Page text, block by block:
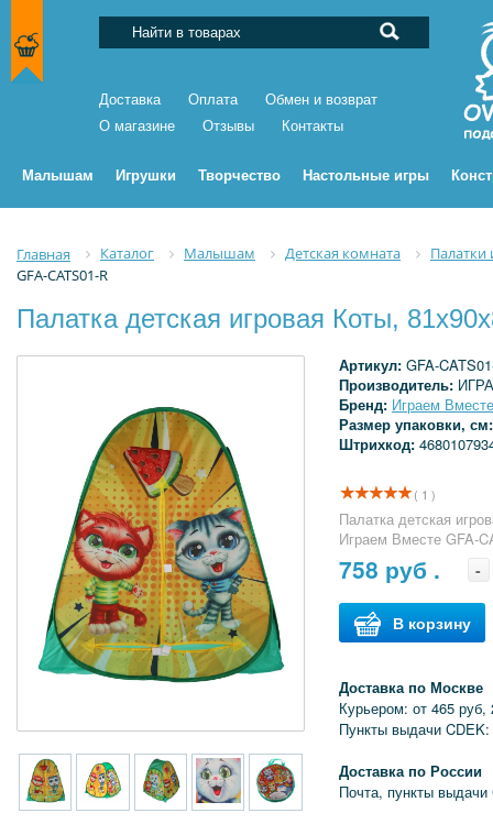
Доставка Оплата
Обмен и возврат
О магазине
Отзывы Контакты
Малышам Игрушки Творчество Настольные игры
Главная Каталог Малышам Детская комната
GFA-CATS01-R
Палатка детская игровая Коты,
Артикул: GFA-
Производитель:
Бренд: Играем Вместе
Размер упаковки,
Штрихкод:
( 1 )
Палатка детская
Играем Вместе GFA-
758 руб . -
В корзину
Доставка по Москве
Курьером: от 465 руб,
Пункты выдачи
Доставка по России
Почта, пункты выдачи